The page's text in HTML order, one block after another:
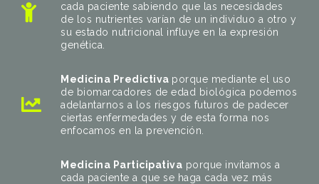
cada paciente sabiendo que las necesidades
de los nutrientes varían de un individuo a otro y
su estado nutricional influye en la expresión
genética.
Medicina Predictiva porque mediante el uso
de biomarcadores de edad biológica podemos
adelantarnos a los riesgos futuros de padecer
ciertas enfermedades y de esta forma nos
enfocamos en la prevención.
Medicina Participativa porque invitamos a
cada paciente a que se haga cada vez más